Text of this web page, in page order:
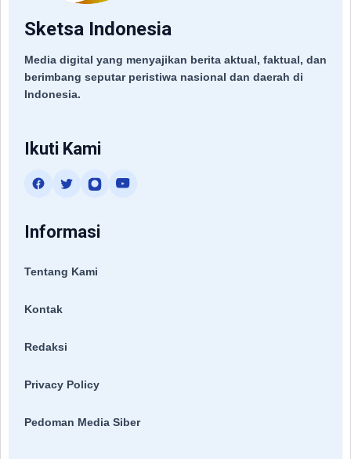
Sketsa Indonesia
Media digital yang menyajikan berita aktual, faktual, dan
berimbang seputar peristiwa nasional dan daerah di
Indonesia.
Ikuti Kami
Informasi
Tentang Kami
Kontak
Redaksi
Privacy Policy
Pedoman Media Siber